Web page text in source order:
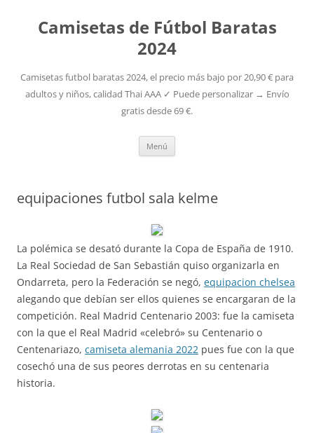
Camisetas de Fútbol Baratas
2024
Camisetas futbol baratas 2024, el precio más bajo por 20,90 € para
adultos y niños, calidad Thai AAA ✓ Puede personalizar → Envío
gratis desde 69 €.
Menú
equipaciones futbol sala kelme
La polémica se desató durante la Copa de España de 1910.
La Real Sociedad de San Sebastián quiso organizarla en
Ondarreta, pero la Federación se negó, equipacion chelsea
alegando que debían ser ellos quienes se encargaran de la
competición. Real Madrid Centenario 2003: fue la camiseta
con la que el Real Madrid «celebró» su Centenario o
Centenariazo, camiseta alemania 2022 pues fue con la que
cosechó una de sus peores derrotas en su centenaria
historia.